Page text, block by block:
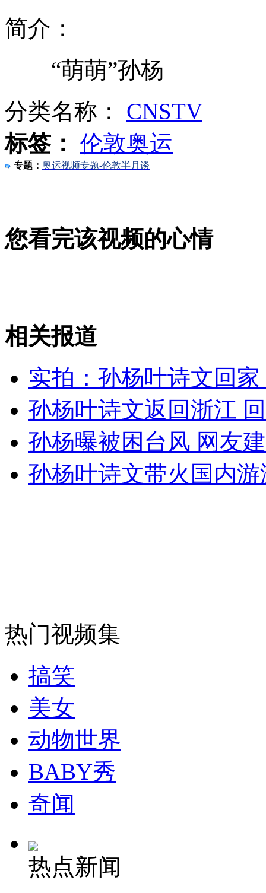
面对感情传言 孙杨称谣言止于智者
实拍特警飞身一跳 救下楼顶男子
女孩北京地铁殴打老人 痛下狠手拳打脚踢
无痛分娩是否安全 医生回应
外交部：反对强权政治霸凌主义
走！跟着总书记去植树
消防员救轻生者
纽约上演“枕头大战”
司机酒驾遇交警 急速倒车逃窜
简介：
“萌萌”孙杨
分类名称： CNSTV
标签： 伦敦奥运
专题： 奥运视频专题-伦敦半月谈
您看完该视频的心情
相关报道
实拍：孙杨叶诗文回
孙杨叶诗文返回浙江
孙杨曝被困台风 网友
孙杨叶诗文带火国内
热门视频集
搞笑
美女
动物世界
BABY秀
奇闻
热点新闻